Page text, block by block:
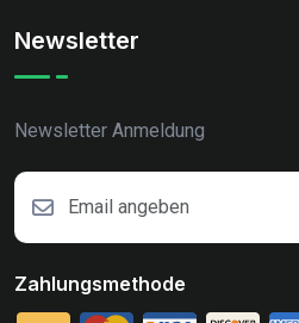
Newsletter
Newsletter Anmeldung
Zahlungsmethode